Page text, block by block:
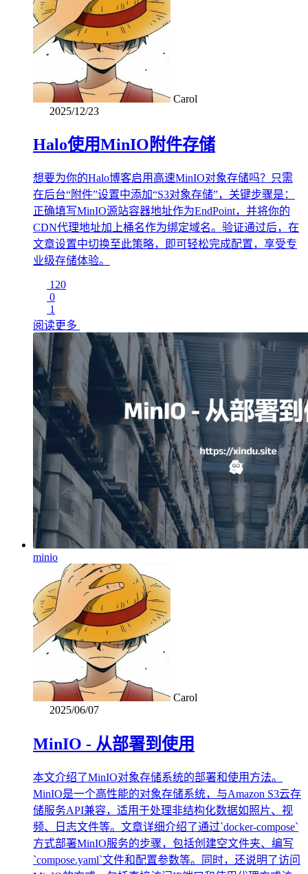
Carol
2025/12/23
Halo使用MinIO附件存储
想要为你的Halo博客启用高速MinIO对象存储吗？只需
在后台“附件”设置中添加“S3对象存储”，关键步骤是：
正确填写MinIO源站容器地址作为EndPoint，并将你的
CDN代理地址加上桶名作为绑定域名。验证通过后，在
文章设置中切换至此策略，即可轻松完成配置，享受专
业级存储体验。
120
0
1
阅读更多
minio
Carol
2025/06/07
MinIO - 从部署到使用
本文介绍了MinIO对象存储系统的部署和使用方法。
MinIO是一个高性能的对象存储系统，与Amazon S3云存
储服务API兼容，适用于处理非结构化数据如照片、视
频、日志文件等。文章详细介绍了通过`docker-compose`
方式部署MinIO服务的步骤，包括创建空文件夹、编写
`compose.yaml`文件和配置参数等。同时，还说明了访问